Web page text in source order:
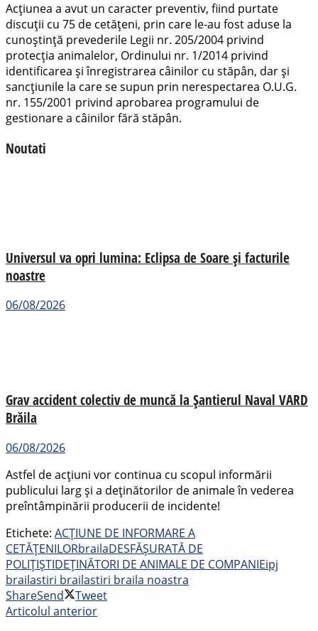
Acțiunea a avut un caracter preventiv, fiind purtate
discuții cu 75 de cetățeni, prin care le-au fost aduse la
cunoștință prevederile Legii nr. 205/2004 privind
protecția animalelor, Ordinului nr. 1/2014 privind
identificarea și înregistrarea câinilor cu stăpân, dar și
sancțiunile la care se supun prin nerespectarea O.U.G.
nr. 155/2001 privind aprobarea programului de
gestionare a câinilor fără stăpân.
Noutati
Universul va opri lumina: Eclipsa de Soare și facturile
noastre
06/08/2026
Grav accident colectiv de muncă la Șantierul Naval VARD
Brăila
06/08/2026
Astfel de acțiuni vor continua cu scopul informării
publicului larg și a deținătorilor de animale în vederea
preîntâmpinării producerii de incidente!
Etichete: ACȚIUNE DE INFORMARE A
CETĂȚENILORbrailaDESFĂȘURATĂ DE
POLIȚIȘTIDEȚINĂTORI DE ANIMALE DE COMPANIEipj
brailastiri brailastiri braila noastra
ShareSend
Tweet
Articolul anterior